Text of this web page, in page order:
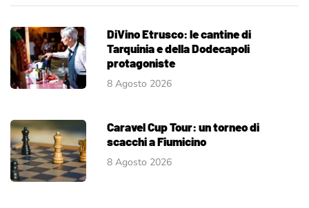
DiVino Etrusco: le cantine di
Tarquinia e della Dodecapoli
protagoniste
8 Agosto 2026
Caravel Cup Tour: un torneo di
scacchi a Fiumicino
8 Agosto 2026